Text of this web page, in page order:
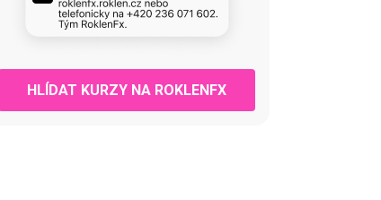
HLÍDAT KURZY NA ROKLENFX